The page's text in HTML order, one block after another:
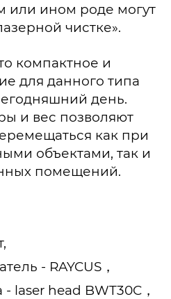
или ином роде могут
чистке».
компактное и
для данного типа
день.
и вес позволяют
как при
объектами, так и
помещений.
- RAYCUS，
laser head BWT30C，